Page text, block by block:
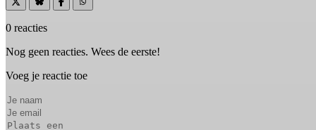
0 reacties
Nog geen reacties. Wees de eerste!
Voeg je reactie toe